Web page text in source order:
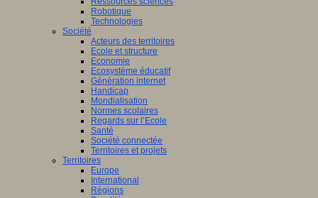
Robotique
Technologies
Société
Acteurs des territoires
Ecole et structure
Economie
Ecosystème éducatif
Génération internet
Handicap
Mondialisation
Normes scolaires
Regards sur l’Ecole
Santé
Société connectée
Territoires et projets
Territoires
Europe
International
Régions